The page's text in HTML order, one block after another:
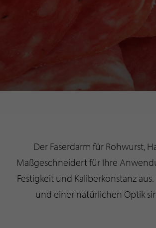
Der Faserdarm für Rohwurst,
Maßgeschneidert für Ihre
Festigkeit und Kaliberkonstanz
und einer natürlichen Optik